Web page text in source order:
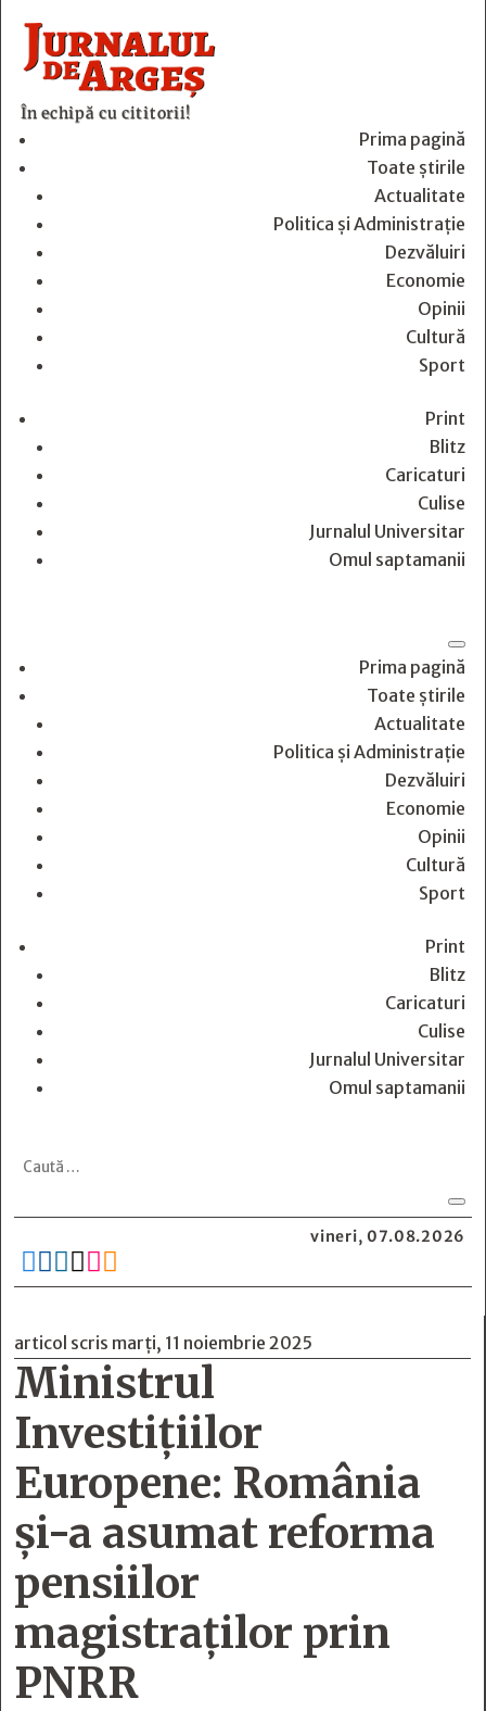
În echipă cu cititorii!
Prima pagină
Toate știrile
Actualitate
Politica și Administrație
Dezvăluiri
Economie
Opinii
Cultură
Sport
Print
Blitz
Caricaturi
Culise
Jurnalul Universitar
Omul saptamanii
Prima pagină
Toate știrile
Actualitate
Politica și Administrație
Dezvăluiri
Economie
Opinii
Cultură
Sport
Print
Blitz
Caricaturi
Culise
Jurnalul Universitar
Omul saptamanii
vineri, 07.08.2026
     
articol scris marți, 11 noiembrie 2025
Ministrul
Investiţiilor
Europene: România
şi-a asumat reforma
pensiilor
magistraţilor prin
PNRR